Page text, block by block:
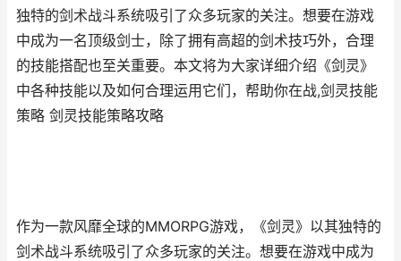
独特的剑术战斗系统吸引了众多玩家的关注。想要在游戏
中成为一名顶级剑士，除了拥有高超的剑术技巧外，合理
的技能搭配也至关重要。本文将为大家详细介绍《剑灵》
中各种技能以及如何合理运用它们，帮助你在战,剑灵技能
策略 剑灵技能策略攻略
作为一款风靡全球的MMORPG游戏，《剑灵》以其独特的
剑术战斗系统吸引了众多玩家的关注。想要在游戏中成为